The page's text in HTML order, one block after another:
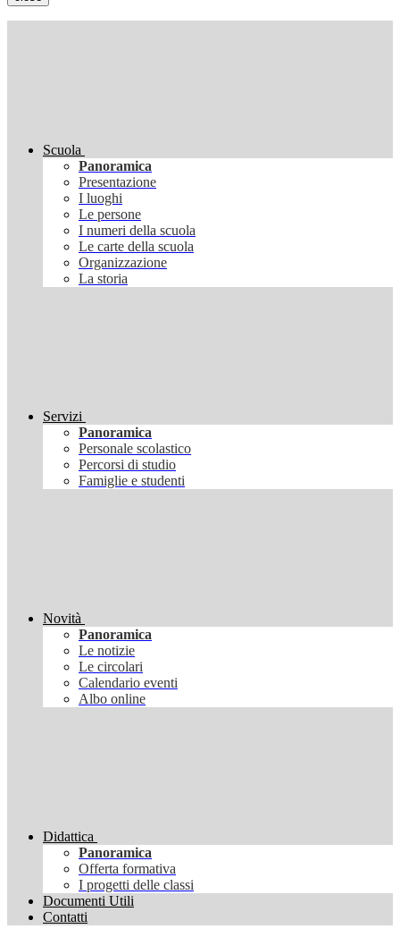
Scuola
Panoramica
Presentazione
I luoghi
Le persone
I numeri della scuola
Le carte della scuola
Organizzazione
La storia
Servizi
Panoramica
Personale scolastico
Percorsi di studio
Famiglie e studenti
Novità
Panoramica
Le notizie
Le circolari
Calendario eventi
Albo online
Didattica
Panoramica
Offerta formativa
I progetti delle classi
Documenti Utili
Contatti